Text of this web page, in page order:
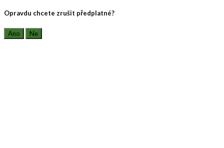
Opravdu chcete zrušit předplatné?
Ano Ne